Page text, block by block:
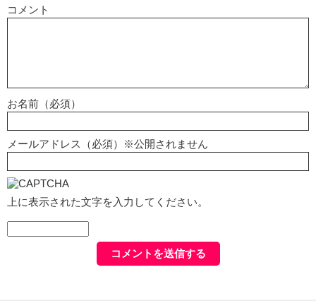
コメント
お名前（必須）
メールアドレス（必須）※公開されません
上に表示された文字を入力してください。